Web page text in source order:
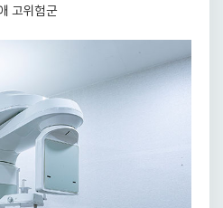
고위험군